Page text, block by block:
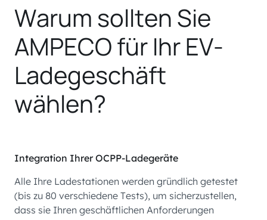
Warum sollten Sie
AMPECO für Ihr EV-
Ladegeschäft
wählen?
Integration Ihrer OCPP-Ladegeräte
Alle Ihre Ladestationen werden gründlich getestet
(bis zu 80 verschiedene Tests), um sicherzustellen,
dass sie Ihren geschäftlichen Anforderungen